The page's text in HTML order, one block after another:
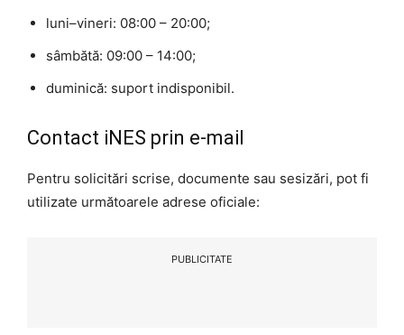
luni–vineri: 08:00 – 20:00;
sâmbătă: 09:00 – 14:00;
duminică: suport indisponibil.
Contact iNES prin e-mail
Pentru solicitări scrise, documente sau sesizări, pot fi
utilizate următoarele adrese oficiale:
PUBLICITATE